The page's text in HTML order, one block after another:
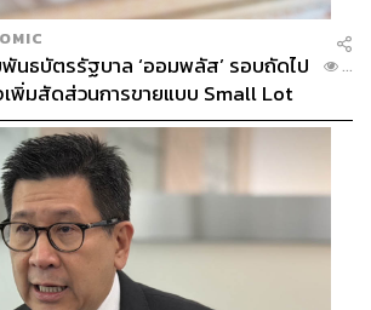
นธบัตรรัฐบาล ‘ออมพลัส’ รอบถัดไป
เพิ่มสัดส่วนการขายแบบ Small Lot
...